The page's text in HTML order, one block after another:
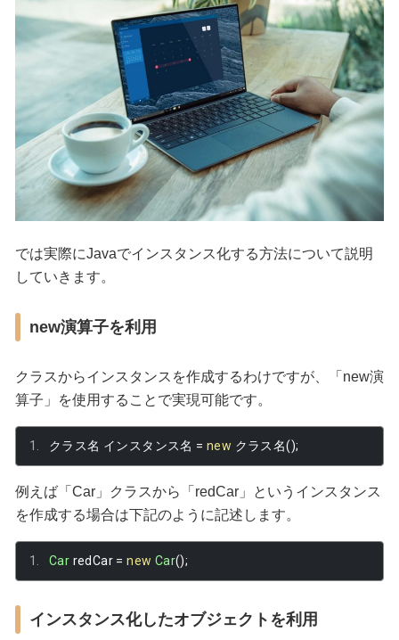
では実際にJavaでインスタンス化する方法について説明
していきます。
new演算子を利用
クラスからインスタンスを作成するわけですが、「new演
算子」を使用することで実現可能です。
クラス名 インスタンス名 = new クラス名();
例えば「Car」クラスから「redCar」というインスタンス
を作成する場合は下記のように記述します。
Car redCar = new Car();
インスタンス化したオブジェクトを利用